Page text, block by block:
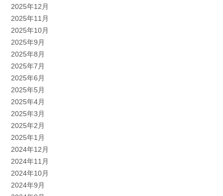
2025年12月
2025年11月
2025年10月
2025年9月
2025年8月
2025年7月
2025年6月
2025年5月
2025年4月
2025年3月
2025年2月
2025年1月
2024年12月
2024年11月
2024年10月
2024年9月